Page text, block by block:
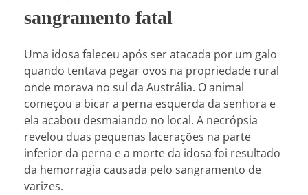
sangramento fatal
Uma idosa faleceu após ser atacada por um galo
quando tentava pegar ovos na propriedade rural
onde morava no sul da Austrália. O animal
começou a bicar a perna esquerda da senhora e
ela acabou desmaiando no local. A necrópsia
revelou duas pequenas lacerações na parte
inferior da perna e a morte da idosa foi resultado
da hemorragia causada pelo sangramento de
varizes.